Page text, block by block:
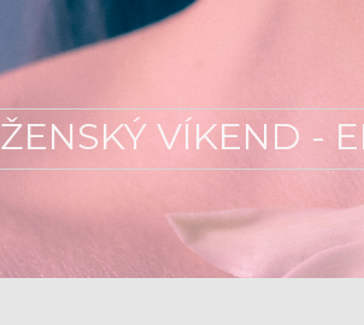
ŽENSKÝ VÍKEND -